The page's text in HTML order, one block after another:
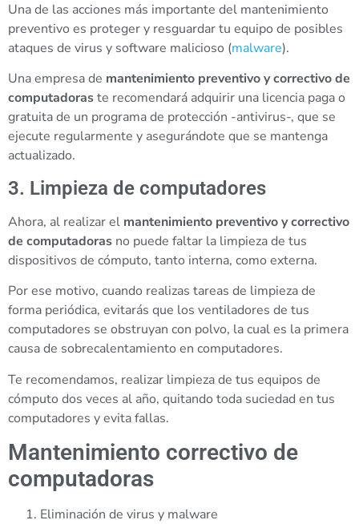
Una de las acciones más importante del mantenimiento
preventivo es proteger y resguardar tu equipo de posibles
ataques de virus y software malicioso (malware).
Una empresa de mantenimiento preventivo y correctivo de
computadoraste recomendará adquirir una licencia paga o
gratuita de un programa de protección -antivirus-, que se
ejecute regularmente y asegurándote que se mantenga
actualizado.
3. Limpieza de computadores
Ahora, al realizar el mantenimiento preventivo y correctivo
de computadoras no puede faltar la limpieza de tus
dispositivos de cómputo, tanto interna, como externa.
Por ese motivo, cuando realizas tareas de limpieza de
forma periódica, evitarás que los ventiladores de tus
computadores se obstruyan con polvo, la cual es la primera
causa de sobrecalentamiento en computadores.
Te recomendamos, realizar limpieza de tus equipos de
cómputo dos veces al año, quitando toda suciedad en tus
computadores y evita fallas.
Mantenimiento correctivo de
computadoras
Eliminación de virus y malware